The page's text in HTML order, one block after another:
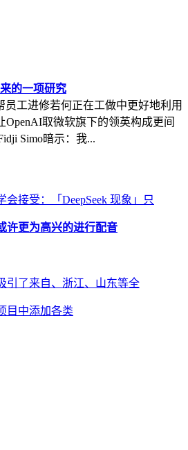
的一项研究
员工进修若何正在工做中更好地利用
取微软旗下的领英构成更间
Simo暗示：我...
会接受：「DeepSeek 现象」只
许更为高兴的进行配音
引了来自、浙江、山东等全
目中添加各类